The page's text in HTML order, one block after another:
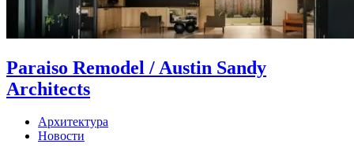
Paraiso Remodel / Austin Sandy
Architects
Архитектура
Новости